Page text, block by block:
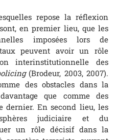
repose la réflexion
en premier lieu, que les
imposées lors de
peuvent avoir un rôle
interinstitutionnelle des
(Brodeur, 2003, 2007).
des obstacles dans la
que comme des
dernier. En second lieu, les
judiciaire et du
un rôle décisif dans la